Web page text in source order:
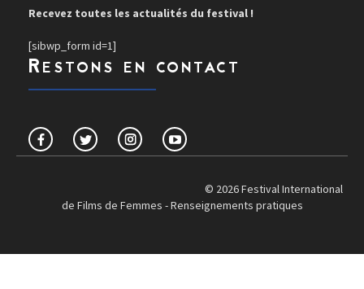
Recevez toutes les actualités du festival !
[sibwp_form id=1]
Restons en contact
© 2026 Festival International
de Films de Femmes -Renseignements pratiques